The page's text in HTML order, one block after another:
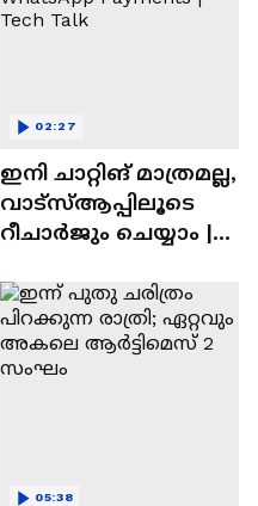
ഇനി ചാറ്റിങ് മാത്രമല്ല,
വാട്‌സ്‌ആപ്പിലൂടെ
റീചാർജും ചെയ്യാം |
Tech Talk
02:27
05:38